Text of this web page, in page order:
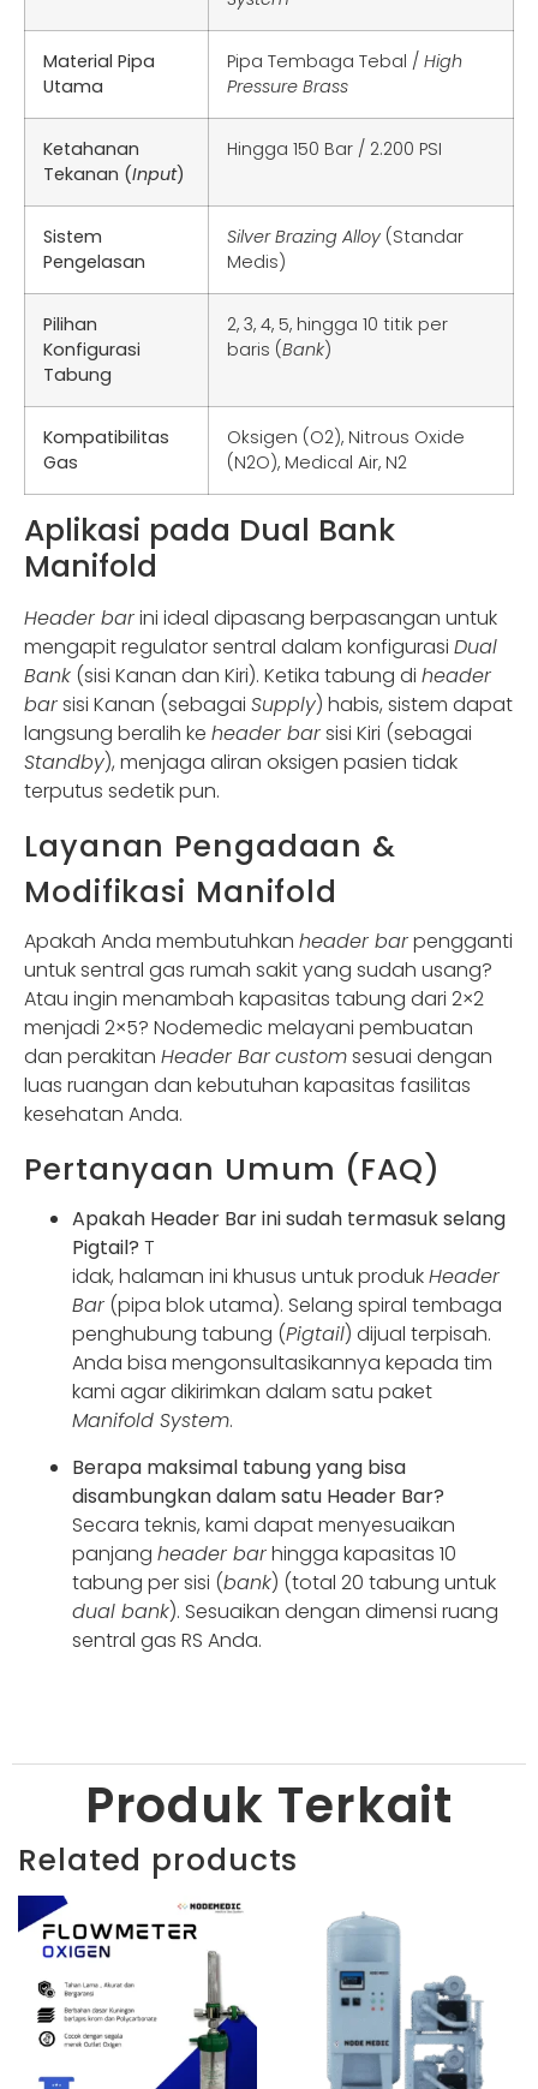
Material Pipa
Utama
Pipa Tembaga Tebal / High
Pressure Brass
Ketahanan
Tekanan (Input)
Hingga 150 Bar / 2.200 PSI
Sistem
Pengelasan
Silver Brazing Alloy (Standar
Medis)
Pilihan
Konfigurasi
Tabung
2, 3, 4, 5, hingga 10 titik per
baris (Bank)
Kompatibilitas
Gas
Oksigen (O2), Nitrous Oxide
(N2O), Medical Air, N2
Aplikasi pada Dual Bank
Manifold
Header barini ideal dipasang berpasangan untuk
mengapit regulator sentral dalam konfigurasi Dual
Bank (sisi Kanan dan Kiri). Ketika tabung di header
barsisi Kanan (sebagai Supply) habis, sistem dapat
langsung beralih ke header barsisi Kiri (sebagai
Standby), menjaga aliran oksigen pasien tidak
terputus sedetik pun.
Layanan Pengadaan &
Modifikasi Manifold
Apakah Anda membutuhkan header barpengganti
untuk sentral gas rumah sakit yang sudah usang?
Atau ingin menambah kapasitas tabung dari 2×2
menjadi 2×5? Nodemedic melayani pembuatan
dan perakitan Header Barcustomsesuai dengan
luas ruangan dan kebutuhan kapasitas fasilitas
kesehatan Anda.
Pertanyaan Umum (FAQ)
Apakah Header Bar ini sudah termasuk selang
Pigtail? T
idak, halaman ini khusus untuk produkHeader
Bar (pipa blok utama). Selang spiral tembaga
penghubung tabung (Pigtail) dijual terpisah.
Anda bisa mengonsultasikannya kepada tim
kami agar dikirimkan dalam satu paket
Manifold System.
Berapa maksimal tabung yang bisa
disambungkan dalam satu Header Bar?
Secara teknis, kami dapat menyesuaikan
panjang header barhingga kapasitas 10
tabung per sisi (bank) (total 20 tabung untuk
dual bank). Sesuaikan dengan dimensi ruang
sentral gas RS Anda.
Produk Terkait
Related products